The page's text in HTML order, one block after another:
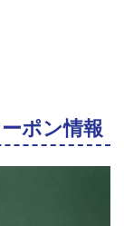
ポン情報